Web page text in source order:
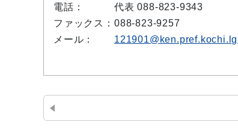
電話：
代表 088-823-9343
ファックス： 088-823-9257
メール：